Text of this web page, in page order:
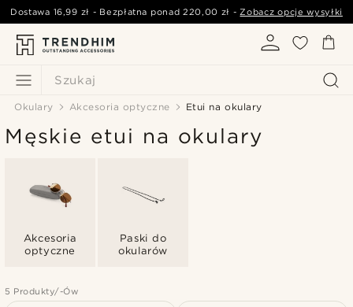
Szukaj
Dostawa 16,99 zł - Bezpłatna ponad220,00 zł -Zobacz opcje wysyłki
Okulary Akcesoria optyczne Etui na okulary
Męskie etui na okulary
Akcesoria
optyczne
Paski do
okularów
5 Produkty/-Ów